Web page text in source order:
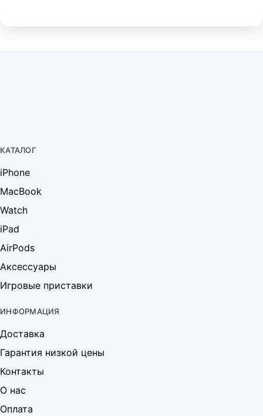
КАТАЛОГ
iPhone
MacBook
Watch
iPad
AirPods
Аксессуары
Игровые приставки
ИНФОРМАЦИЯ
Доставка
Гарантия низкой цены
Контакты
О нас
Оплата